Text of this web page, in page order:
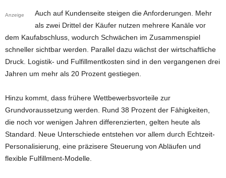
Anzeige
Auch auf Kundenseite steigen die Anforderungen. Mehr
als zwei Drittel der Käufer nutzen mehrere Kanäle vor
dem Kaufabschluss, wodurch Schwächen im Zusammenspiel
schneller sichtbar werden. Parallel dazu wächst der wirtschaftliche
Druck. Logistik- und Fulfillmentkosten sind in den vergangenen drei
Jahren um mehr als 20 Prozent gestiegen.
Hinzu kommt, dass frühere Wettbewerbsvorteile zur
Grundvoraussetzung werden. Rund 38 Prozent der Fähigkeiten,
die noch vor wenigen Jahren differenzierten, gelten heute als
Standard. Neue Unterschiede entstehen vor allem durch Echtzeit-
Personalisierung, eine präzisere Steuerung von Abläufen und
flexible Fulfillment-Modelle.